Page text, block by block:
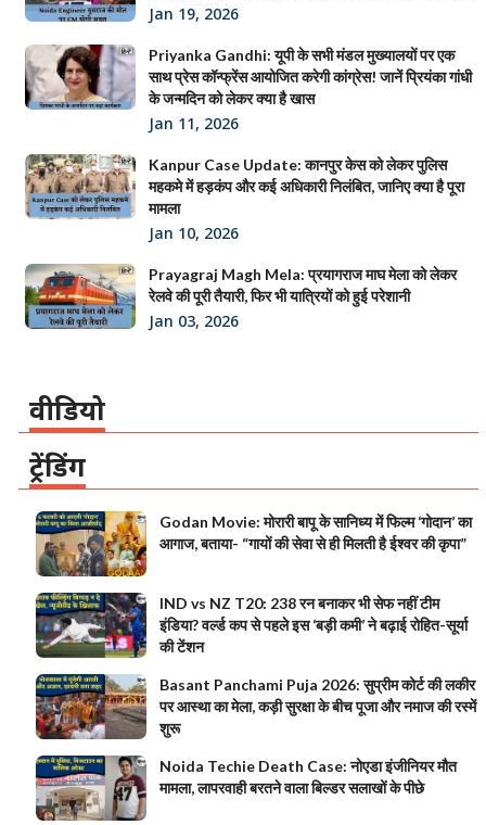
Jan 19, 2026
Priyanka Gandhi: यूपी के सभी मंडल मुख्यालयों पर एक
साथ प्रेस कॉन्फ्रेंस आयोजित करेगी कांग्रेस! जानें प्रियंका गांधी
के जन्मदिन को लेकर क्या है खास
Jan 11, 2026
Kanpur Case Update: कानपुर केस को लेकर पुलिस
महकमे में हड़कंप और कई अधिकारी निलंबित, जानिए क्या है पूरा
मामला
Jan 10, 2026
Prayagraj Magh Mela: प्रयागराज माघ मेला को लेकर
रेलवे की पूरी तैयारी, फिर भी यात्रियों को हुई परेशानी
Jan 03, 2026
वीडियो
ट्रेंडिंग
Godan Movie: मोरारी बापू के सानिध्य में फिल्म ‘गोदान’ का
आगाज, बताया- “गायों की सेवा से ही मिलती है ईश्वर की कृपा”
IND vs NZ T20: 238 रन बनाकर भी सेफ नहीं टीम
इंडिया? वर्ल्ड कप से पहले इस ‘बड़ी कमी’ ने बढ़ाई रोहित-सूर्या
की टेंशन
Basant Panchami Puja 2026: सुप्रीम कोर्ट की लकीर
पर आस्था का मेला, कड़ी सुरक्षा के बीच पूजा और नमाज की रस्में
शुरू
Noida Techie Death Case: नोएडा इंजीनियर मौत
मामला, लापरवाही बरतने वाला बिल्डर सलाखों के पीछे